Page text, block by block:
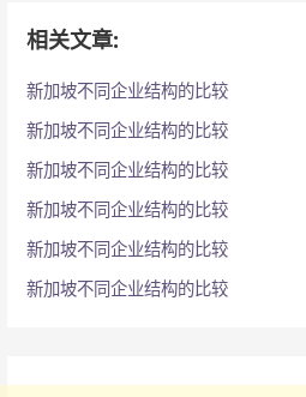
相关文章:
新加坡不同企业结构的比较
新加坡不同企业结构的比较
新加坡不同企业结构的比较
新加坡不同企业结构的比较
新加坡不同企业结构的比较
新加坡不同企业结构的比较